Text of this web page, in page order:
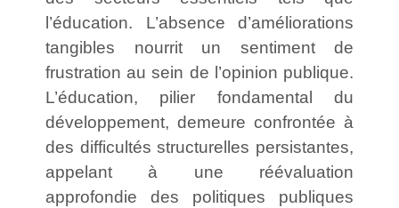
l’éducation. L’absence d’améliorations
tangibles nourrit un sentiment de
frustration au sein de l’opinion publique.
L’éducation, pilier fondamental du
développement, demeure confrontée à
des difficultés structurelles persistantes,
appelant à une réévaluation
approfondie des politiques publiques